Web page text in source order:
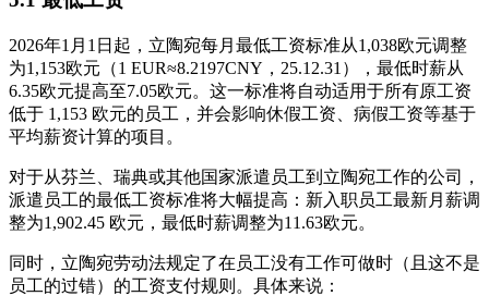
2026年1月1日起，立陶宛每月最低工资标准从1,038欧元调整
为1,153欧元（1 EUR≈8.2197CNY，25.12.31），最低时薪从
6.35欧元提高至7.05欧元。这一标准将自动适用于所有原工资
低于 1,153 欧元的员工，并会影响休假工资、病假工资等基于
平均薪资计算的项目。
对于从芬兰、瑞典或其他国家派遣员工到立陶宛工作的公司，
派遣员工的最低工资标准将大幅提高：新入职员工最新月薪调
整为1,902.45 欧元，最低时薪调整为11.63欧元。
同时，立陶宛劳动法规定了在员工没有工作可做时（且这不是
员工的过错）的工资支付规则。具体来说：